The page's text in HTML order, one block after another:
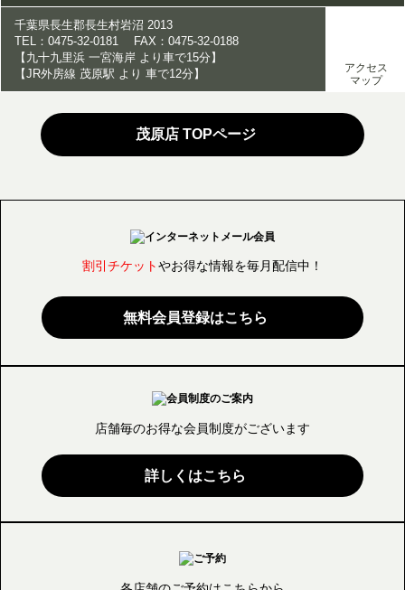
千葉県長生郡長生村岩沼 2013
TEL：0475-32-0181 FAX：0475-32-0188
【九十九里浜 一宮海岸 より車で15分】
【JR外房線 茂原駅 より 車で12分】
アクセス
マップ
茂原店 TOPページ
割引チケットやお得な情報を毎月配信中！
無料会員登録はこちら
店舗毎のお得な会員制度がございます
詳しくはこちら